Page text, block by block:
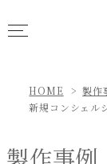
HOME 製作
新規コンシェル